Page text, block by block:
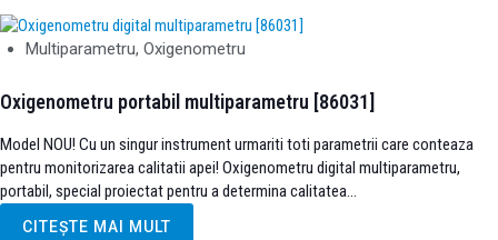
Multiparametru, Oxigenometru
Oxigenometru portabil multiparametru [86031]
Model NOU! Cu un singur instrument urmariti toti parametrii care conteaza
pentru monitorizarea calitatii apei! Oxigenometru digital multiparametru,
portabil, special proiectat pentru a determina calitatea...
CITEȘTE MAI MULT